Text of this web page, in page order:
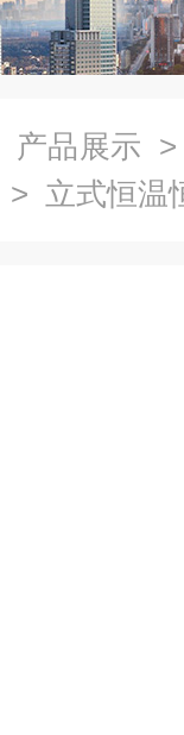
产品展示
> 立式恒温